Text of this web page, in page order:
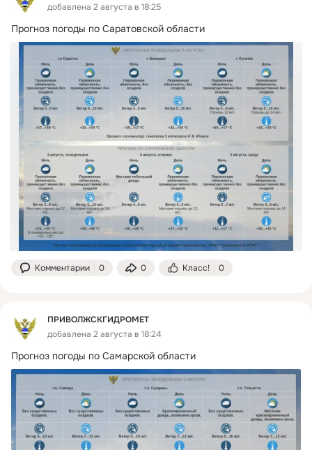
добавлена 2 августа в 18:25
Прогноз погоды по Саратовской области
Комментарии 0 0 Класс! 0
ПРИВОЛЖСКГИДРОМЕТ
добавлена 2 августа в 18:24
Прогноз погоды по Самарской области